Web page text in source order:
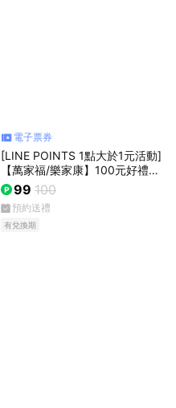
電子票券
[LINE POINTS 1點大於1元活動]
【萬家福/樂家康】100元好禮即
享券(本券無法存入錢包中使用)
99 100
預約送禮
有兌換期